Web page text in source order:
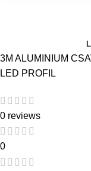
3M ALUMINIUM
LED PROFIL
0 reviews
0